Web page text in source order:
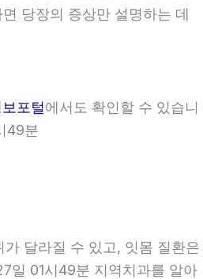
당장의 증상만 설명하는 데
포털에서도 확인할 수 있습니
49분
달라질 수 있고, 잇몸 질환은
일 01시49분 지역치과를 알아